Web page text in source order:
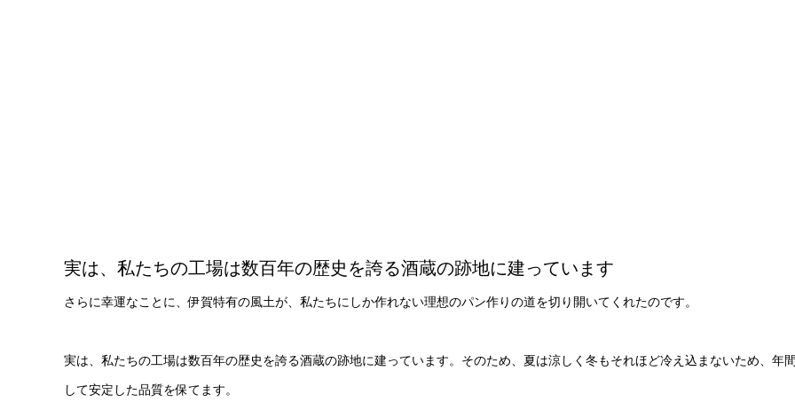
実は、私たちの工場は数百年の歴史を誇る酒蔵の跡地に建っています
さらに幸運なことに、伊賀特有の風土が、私たちにしか作れない理想のパン作りの道を切り開いてくれたのです。
実は、私たちの工場は数百年の歴史を誇る酒蔵の跡地に建っています。そのため、夏は涼しく冬もそれほど冷え込まないため、年
して安定した品質を保てます。